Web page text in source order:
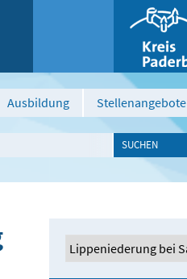
Ausbildung Stellenangebote